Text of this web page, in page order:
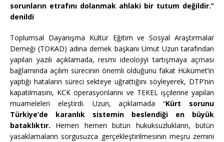
sorunların etrafını dolanmak ahlaki bir tutum değildir.”
denildi
Toplumsal Dayanışma Kültür Eğitim ve Sosyal Araştırmalar
Derneği (TOKAD) adına dernek başkanı Umut Uzun tarafından
yapılan yazılı açıklamada, resmi ideolojiyi tartışmaya açması
bağlamında açılım sürecinin önemli olduğunu fakat Hükümet’in
yaptığı hataların süreci sekteye uğrattığını söyleyerek, DTP’nin
kapatılmasını, KCK operasyonlarını ve TEKEL işçilerine yapılan
muameleleri eleştirdi. Uzun, açıklamada “Kürt sorunu
Türkiye’de karanlık sistemin beslendiği en büyük
bataklıktır. Hemen hemen bütün hukuksuzlukların, bütün
yasaklamaların sorgusuzca gerçekleştirilmesinin meşru zemini